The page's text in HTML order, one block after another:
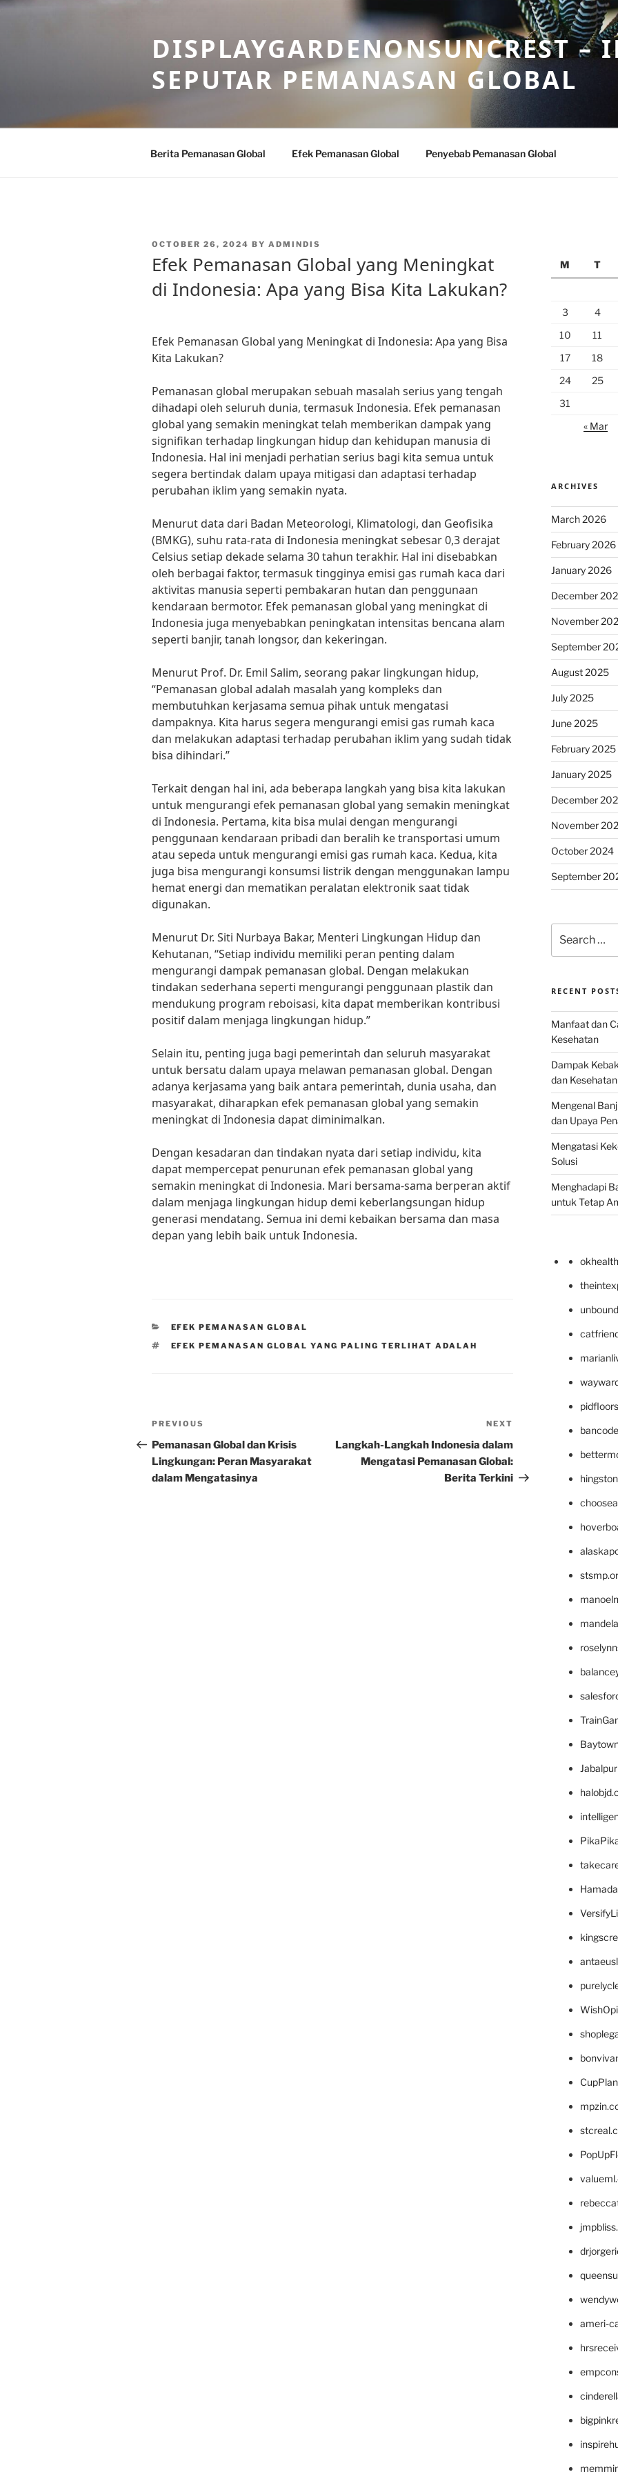
Skip
DISPLAYGARDENONSUNCREST –
SEPUTAR PEMANASAN GLOBAL
Berita Pemanasan Global Efek Pemanasan Global Penyebab Pemanasan Global
POSTED
OCTOBER 26, 2024 BY ADMINDIS
Efek Pemanasan Global yang Meningkat
di Indonesia: Apa yang Bisa Kita Lakukan?
Efek Pemanasan Global yang Meningkat di Indonesia: Apa yang Bisa
Kita Lakukan?
Pemanasan global merupakan sebuah masalah serius yang tengah
dihadapi oleh seluruh dunia, termasuk Indonesia. Efek pemanasan
global yang semakin meningkat telah memberikan dampak yang
signifikan terhadap lingkungan hidup dan kehidupan manusia di
Indonesia. Hal ini menjadi perhatian serius bagi kita semua untuk
segera bertindak dalam upaya mitigasi dan adaptasi terhadap
perubahan iklim yang semakin nyata.
Menurut data dari Badan Meteorologi, Klimatologi, dan Geofisika
(BMKG), suhu rata-rata di Indonesia meningkat sebesar 0,3 derajat
Celsius setiap dekade selama 30 tahun terakhir. Hal ini disebabkan
oleh berbagai faktor, termasuk tingginya emisi gas rumah kaca dari
aktivitas manusia seperti pembakaran hutan dan penggunaan
kendaraan bermotor. Efek pemanasan global yang meningkat di
Indonesia juga menyebabkan peningkatan intensitas bencana alam
seperti banjir, tanah longsor, dan kekeringan.
Menurut Prof. Dr. Emil Salim, seorang pakar lingkungan hidup,
“Pemanasan global adalah masalah yang kompleks dan
membutuhkan kerjasama semua pihak untuk mengatasi
dampaknya. Kita harus segera mengurangi emisi gas rumah kaca
dan melakukan adaptasi terhadap perubahan iklim yang sudah tidak
bisa dihindari.”
Terkait dengan hal ini, ada beberapa langkah yang bisa kita lakukan
untuk mengurangi efek pemanasan global yang semakin meningkat
di Indonesia. Pertama, kita bisa mulai dengan mengurangi
penggunaan kendaraan pribadi dan beralih ke transportasi umum
atau sepeda untuk mengurangi emisi gas rumah kaca. Kedua, kita
juga bisa mengurangi konsumsi listrik dengan menggunakan lampu
hemat energi dan mematikan peralatan elektronik saat tidak
digunakan.
Menurut Dr. Siti Nurbaya Bakar, Menteri Lingkungan Hidup dan
Kehutanan, “Setiap individu memiliki peran penting dalam
mengurangi dampak pemanasan global. Dengan melakukan
tindakan sederhana seperti mengurangi penggunaan plastik dan
mendukung program reboisasi, kita dapat memberikan kontribusi
positif dalam menjaga lingkungan hidup.”
Selain itu, penting juga bagi pemerintah dan seluruh masyarakat
untuk bersatu dalam upaya melawan pemanasan global. Dengan
adanya kerjasama yang baik antara pemerintah, dunia usaha, dan
masyarakat, diharapkan efek pemanasan global yang semakin
meningkat di Indonesia dapat diminimalkan.
Dengan kesadaran dan tindakan nyata dari setiap individu, kita
dapat mempercepat penurunan efek pemanasan global yang
semakin meningkat di Indonesia. Mari bersama-sama berperan aktif
dalam menjaga lingkungan hidup demi keberlangsungan hidup
generasi mendatang. Semua ini demi kebaikan bersama dan masa
depan yang lebih baik untuk Indonesia.
CATEGORIES
EFEK PEMANASAN GLOBAL
TAGS
EFEK PEMANASAN GLOBAL YANG PALING TERLIHAT ADALAH
Post
navigation
Previous
Post
PREVIOUS
Pemanasan Global dan Krisis
Lingkungan: Peran Masyarakat
dalam Mengatasinya
Post
NEXT
Langkah-Langkah Indonesia dalam
Mengatasi Pemanasan Global:
Berita Terkini
M
T
3
4
10
11
17
18
24
25
31
« Mar
ARCHIVES
March 2026
February 2026
January 2026
December
November
September
August 2025
July 2025
June 2025
February 2025
January 2025
December
November
October 2024
September
for:
RECENT
Manfaat dan
Kesehatan
Dampak
dan
Mengenal
dan Upaya
Mengatasi
Solusi
Menghadapi
untuk Tetap
ameri-